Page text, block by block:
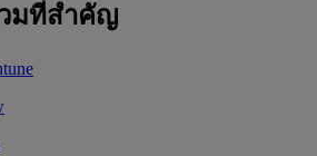
มที่สำคัญ